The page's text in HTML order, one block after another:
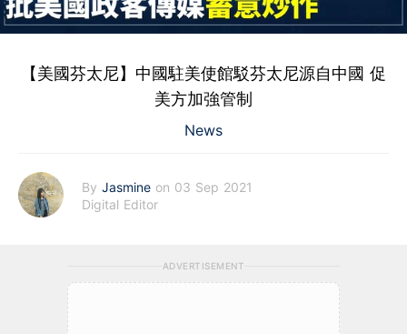
【美國芬太尼】中國駐美使館駁芬太尼源自中國 促
美方加強管制
News
By Jasmine on 03 Sep 2021
Digital Editor
ADVERTISEMENT